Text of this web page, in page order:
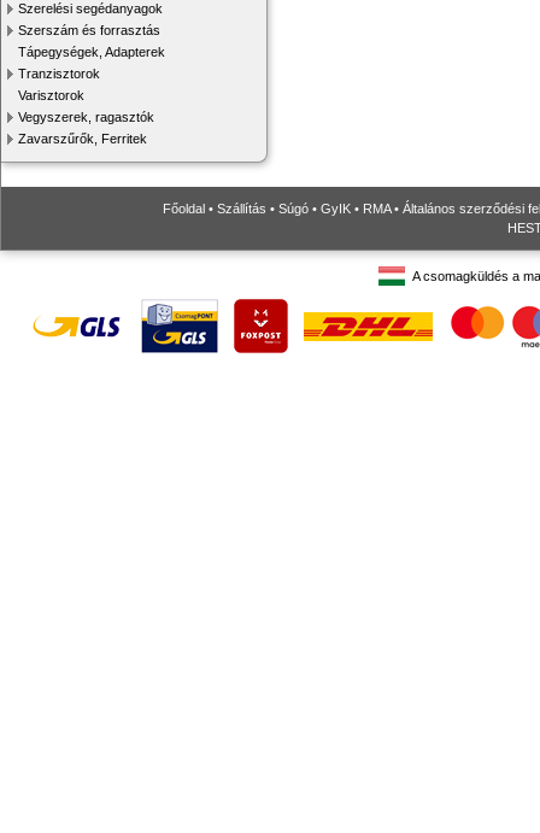
Szerelési segédanyagok
Szerszám és forrasztás
Tápegységek, Adapterek
Tranzisztorok
Varisztorok
Vegyszerek, ragasztók
Zavarszűrők, Ferritek
Főoldal • Szállítás • Súgó • GyIK • RMA• Általános szerződési
A csomagküldés a